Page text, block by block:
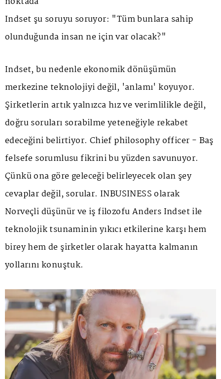
Indset şu soruyu soruyor: "Tüm bunlara sahip
olunduğunda insan ne için var olacak?"
Indset, bu nedenle ekonomik dönüşümün
merkezine teknolojiyi değil, 'anlamı' koyuyor.
Şirketlerin artık yalnızca hız ve verimlilikle değil,
doğru soruları sorabilme yeteneğiyle rekabet
edeceğini belirtiyor. Chief philosophy officer - Baş
felsefe sorumlusu fikrini bu yüzden savunuyor.
Çünkü ona göre geleceği belirleyecek olan şey
cevaplar değil, sorular. INBUSINESS olarak
Norveçli düşünür ve iş filozofu Anders Indset ile
teknolojik tsunaminin yıkıcı etkilerine karşı hem
birey hem de şirketler olarak hayatta kalmanın
yollarını konuştuk.